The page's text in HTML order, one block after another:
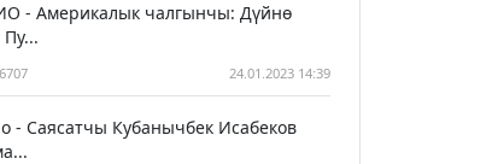
- Америкалык чалгынчы: Дүйнө
24.01.2023 14:39
- Саясатчы Кубанычбек Исабеков